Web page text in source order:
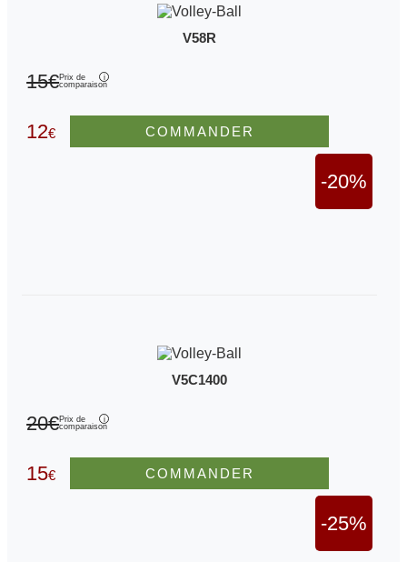
V58R
15€Prix de
comparaison
12€
-20%
COMMANDER
V5C1400
20€Prix de
comparaison
15€
-25%
COMMANDER